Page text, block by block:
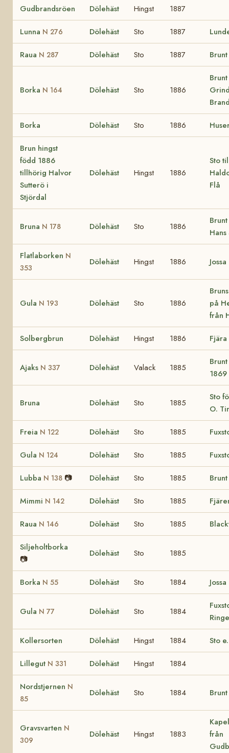
Gudbrandsröen Dölehäst Hingst 1887
Lunna N 276 Dölehäst Sto 1887
Raua N 287 Dölehäst Sto 1887
Borka N 164 Dölehäst Sto 1886
Borka Dölehäst Sto 1886
Brun hingst
född 1886
tillhörig Halvor
Sutterö i
Stjördal
Dölehäst Hingst 1886
Sto
Flå
Bruna N 178 Dölehäst Sto 1886
Flatlaborken N
353
Dölehäst Hingst 1886 Jossa
Gula N 193 Dölehäst Sto 1886
på
från
Solbergbrun Dölehäst Hingst 1886 Fjära
Ajaks N 337 Dölehäst Valack 1885
Bruna Dölehäst Sto 1885
Sto
O.
Freia N 122 Dölehäst Sto 1885
Gula N 124 Dölehäst Sto 1885
Lubba N 138 📷 Dölehäst Sto 1885
Mimmi N 142 Dölehäst Sto 1885
Raua N 146 Dölehäst Sto 1885
Siljeholtborka
📷
Dölehäst Sto 1885
Borka N 55 Dölehäst Sto 1884 Jossa
Gula N 77 Dölehäst Sto 1884
Kollersorten Dölehäst Hingst 1884 Sto
Lillegut N 331 Dölehäst Hingst 1884
Nordstjernen N
85
Dölehäst Sto 1884
Gravsvarten N
309
Dölehäst Hingst 1883
från